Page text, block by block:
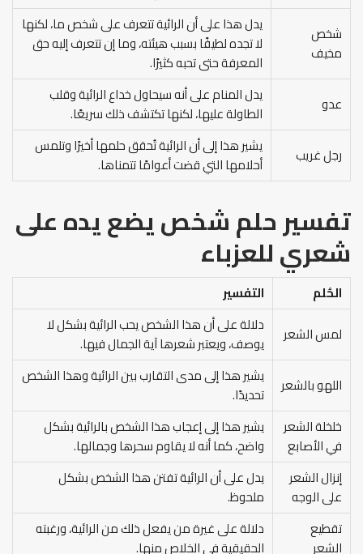
شخص
مخيف
يدل هذا على أن الرائية تتعرف على شخص ما، لكنها
لا تجده لطيفًا بسبب هيئته، وما إن تتعرف إليه حق
المعرفة حتى تحبه كثيرًا.
عدو
يدل المنام على أنه سيحاول خداع الرائية وقلب
الطاولة عليها، لكنها تكتشف ذلك سريعًا.
رجل غريب
يشير هذا إلى أن الرائية تُحقق حلمها أخيرًا وتلمس
أحلامها التي قضت أعوامًا تتمناها.
تفسير حلم شخص يضع يده على
شعريللعزباء
الحُلم
التفسير
لمس الشعر
دلالة على أن هذا الشخص يحب الرائية بشكل لا
يوصف، ويعتبر شعرها آية الجمال فيها.
اللهو بالشعر
يشير هذا إلى مدى التقارب بين الرائية وهذا الشخص
تحديدًا.
خلخلة الشعر
في الأصابع
يشير هذا إلى إعجاب هذا الشخص بالرائية بشكل
واضح، كما أنه لا يقاوم سحرها وجمالها.
إنزال الشعر
على الوجه
يدل على أن الرائية تفتن هذا الشخص بشكل
ملحوظ.
تقطيع
الشعر
دلالة على غيرة من يفعل ذلك من الرائية، ورغبته
الحقيقية في الخلاص منها.